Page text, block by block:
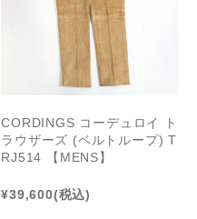
CORDINGS コーデュロイ ト
ラウザーズ (ベルトループ) T
RJ514 【MENS】
¥39,600(税込)